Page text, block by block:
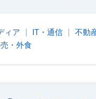
ィア IT・通信 不動
・外食